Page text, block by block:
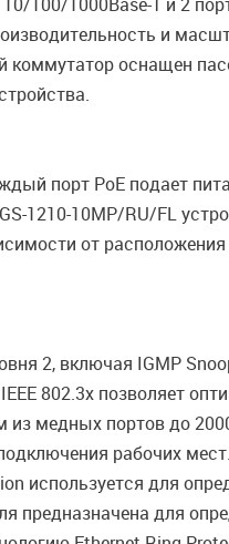
и
оснащен
порт PoE подает
1210-10MP/RU/FL
от
2, включая IGMP
802.3x позволяет
медных портов до
рабочих
используется для
предназначена для